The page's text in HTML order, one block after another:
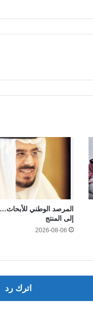
المرصد الوطني
إلى المنتج
2026-08-06
اترك رد